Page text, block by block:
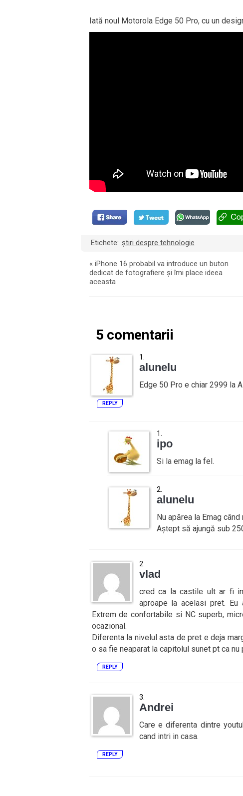
Iată noul Motorola Edge 50 Pro, cu un
Etichete: știri despre tehnologie
« iPhone 16 probabil va introduce un buton
dedicat de fotografiere și îmi place ideea
aceasta
5 comentarii
alunelu
Edge 50 Pro e chiar 2999 la
REPLY
ipo
Si la emag la fel.
alunelu
Nu apărea la Emag
Aștept să ajungă sub
vlad
cred ca la castile ult ar fi
aproape la acelasi pret.
Extrem de confortabile si NC superb,
ocazional.
Diferenta la nivelul asta de pret e deja
o sa fie neaparat la capitolul sunet pt ca
REPLY
Andrei
Care e diferenta dintre
cand intri in casa.
REPLY